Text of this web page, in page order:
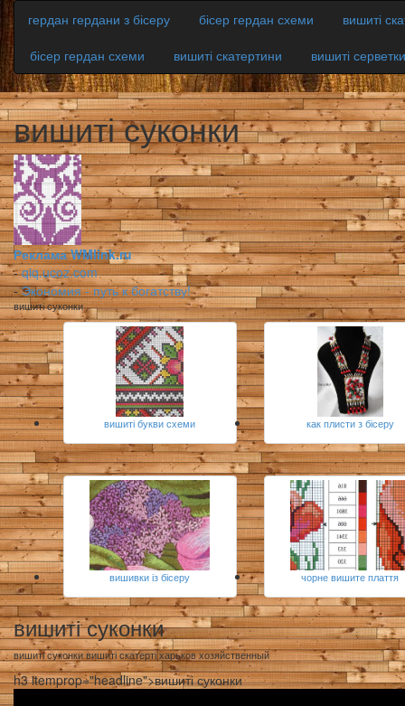
гердан гердани з бісеру бісер гердан схеми
вишиті
бісер гердан схеми
вишиті скатертини вишиті серветки
вишиті суконки
Реклама WMlink.ru
-qiq.ucoz.com
-Экономия - путь к богатству!
вишиті суконки
вишиті букви схеми как плисти з бісеру
вишивки із бісеру чорне вишите плаття
вишиті суконки
вишиті суконки вишиті скатерті харьков хозяйственный
h3 itemprop="headline">вишиті суконки